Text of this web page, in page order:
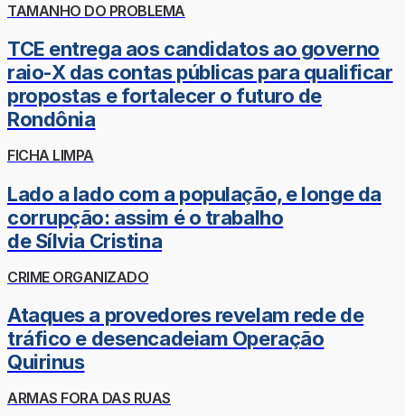
TAMANHO DO PROBLEMA
TCE entrega aos candidatos ao governo
raio-X das contas públicas para qualificar
propostas e fortalecer o futuro de
Rondônia
FICHA LIMPA
Lado a lado com a população, e longe da
corrupção: assim é o trabalho
de Sílvia Cristina
CRIME ORGANIZADO
Ataques a provedores revelam rede de
tráfico e desencadeiam Operação
Quirinus
ARMAS FORA DAS RUAS